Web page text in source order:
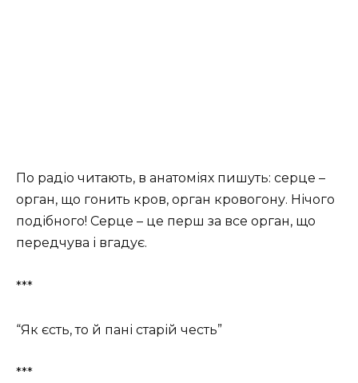
По радіо читають, в анатоміях пишуть: серце –
орган, що гонить кров, орган кровогону. Нічого
подібного! Серце – це перш за все орган, що
передчува і вгадує.
***
“Як єсть, то й пані старій честь”
***